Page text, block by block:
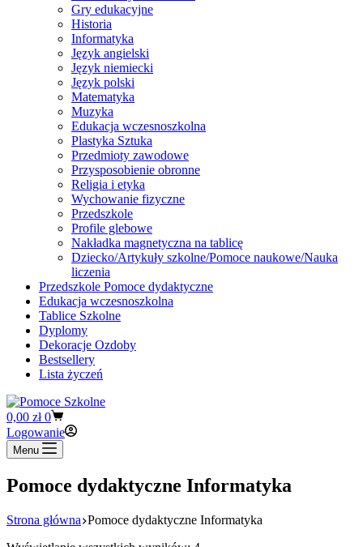
Gry edukacyjne
Historia
Informatyka
Język angielski
Język niemiecki
Język polski
Matematyka
Muzyka
Edukacja wczesnoszkolna
Plastyka Sztuka
Przedmioty zawodowe
Przysposobienie obronne
Religia i etyka
Wychowanie fizyczne
Przedszkole
Profile glebowe
Nakładka magnetyczna na tablicę
Dziecko/Artykuły szkolne/Pomoce naukowe/Nauka
liczenia
Przedszkole Pomoce dydaktyczne
Edukacja wczesnoszkolna
Tablice Szkolne
Dyplomy
Dekoracje Ozdoby
Bestsellery
Lista życzeń
Koszyk
0,00 zł 0
Logowanie
Menu
Pomoce dydaktyczne Informatyka
Strona główna Pomoce dydaktyczne Informatyka